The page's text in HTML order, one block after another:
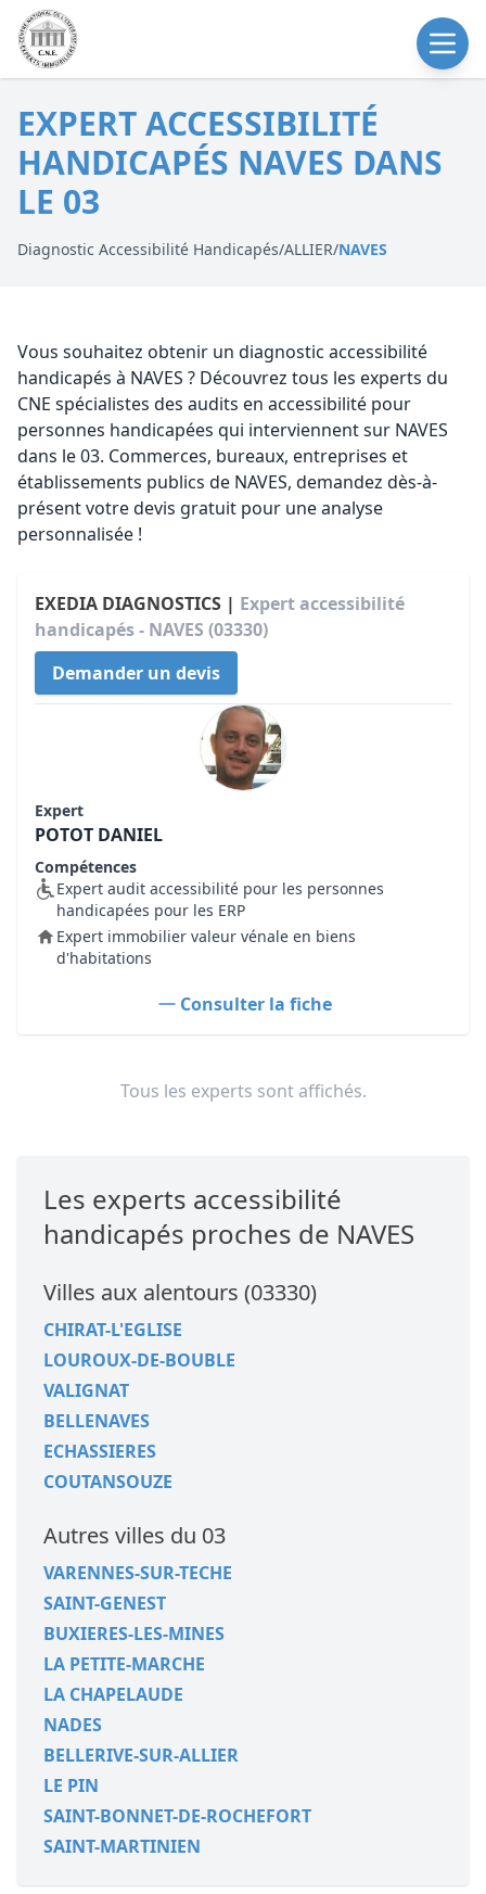
EXPERT ACCESSIBILITÉ
HANDICAPÉS NAVES DANS
LE 03
Diagnostic Accessibilité Handicapés/ALLIER/NAVES
Vous souhaitez obtenir un diagnostic accessibilité
handicapés à NAVES ? Découvrez tous les experts du
CNE spécialistes des audits en accessibilité pour
personnes handicapées qui interviennent sur NAVES
dans le 03. Commerces, bureaux, entreprises et
établissements publics de NAVES, demandez dès-à-
présent votre devis gratuit pour une analyse
personnalisée !
EXEDIA DIAGNOSTICS | Expert accessibilité
handicapés - NAVES (03330)
Demander un devis
Expert
POTOT DANIEL
Compétences
Expert audit accessibilité pour les personnes
handicapées pour les ERP
Expert immobilier valeur vénale en biens
d'habitations
Consulter la fiche
Tous les experts sont affichés.
Les experts accessibilité
handicapés proches de NAVES
Villes aux alentours (03330)
CHIRAT-L'EGLISE
LOUROUX-DE-BOUBLE
VALIGNAT
BELLENAVES
ECHASSIERES
COUTANSOUZE
Autres villes du 03
VARENNES-SUR-TECHE
SAINT-GENEST
BUXIERES-LES-MINES
LA PETITE-MARCHE
LA CHAPELAUDE
NADES
BELLERIVE-SUR-ALLIER
LE PIN
SAINT-BONNET-DE-ROCHEFORT
SAINT-MARTINIEN